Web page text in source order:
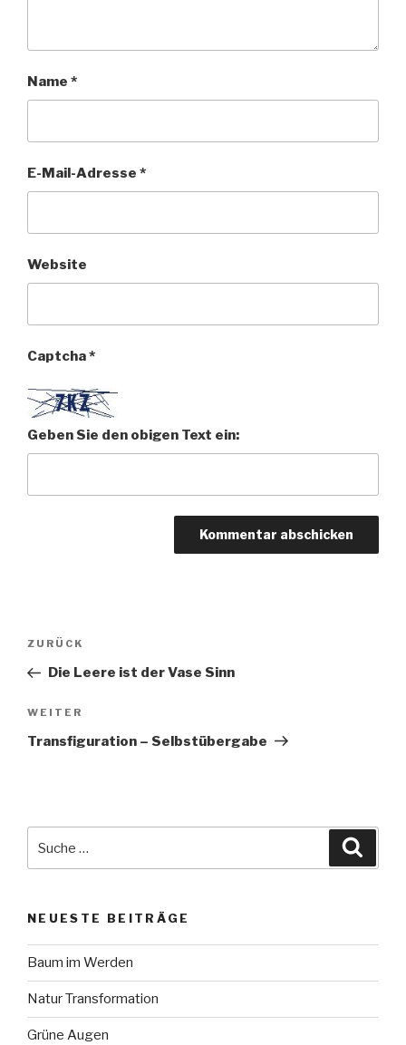
Name *
E-Mail-Adresse *
Website
Captcha*
Geben Sie den obigen Text ein:
Beitragsnavigation
Vorheriger
Beitrag
ZURÜCK
Die Leere ist der Vase Sinn
Nächster
Beitrag
WEITER
Transfiguration – Selbstübergabe
nach:
NEUESTE BEITRÄGE
Baum im Werden
Natur Transformation
Grüne Augen